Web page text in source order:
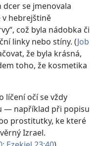
dcer se jmenovala
v hebrejštině
což byla nádobka či
linky nebo stíny. (Job
že byla krásná,
toho, že kosmetika
líčení očí se vždy
— například při popisu
prostitutky, ke které
Izrael.